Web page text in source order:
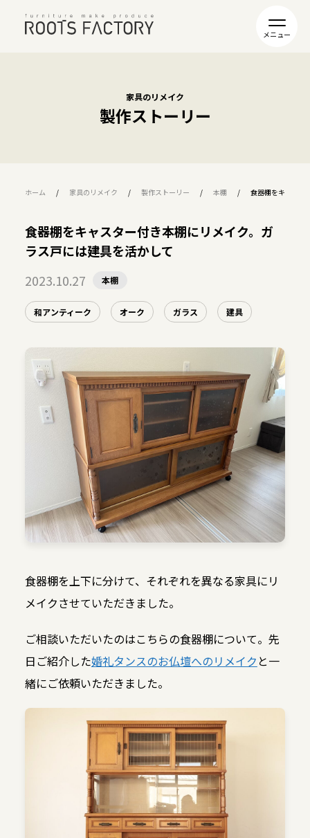
家具のリメイク
製作ストーリー
ホーム 家具のリメイク 製作ストーリー 本棚 食器棚をキャスタ
食器棚をキャスター付き本棚にリメイク。ガ
ラス戸には建具を活かして
2023.10.27
本棚
和アンティーク オーク ガラス 建具
食器棚を上下に分けて、それぞれを異なる家具にリ
メイクさせていただきました。
ご相談いただいたのはこちらの食器棚について。先
日ご紹介した婚礼タンスのお仏壇へのリメイク と一
緒にご依頼いただきました。